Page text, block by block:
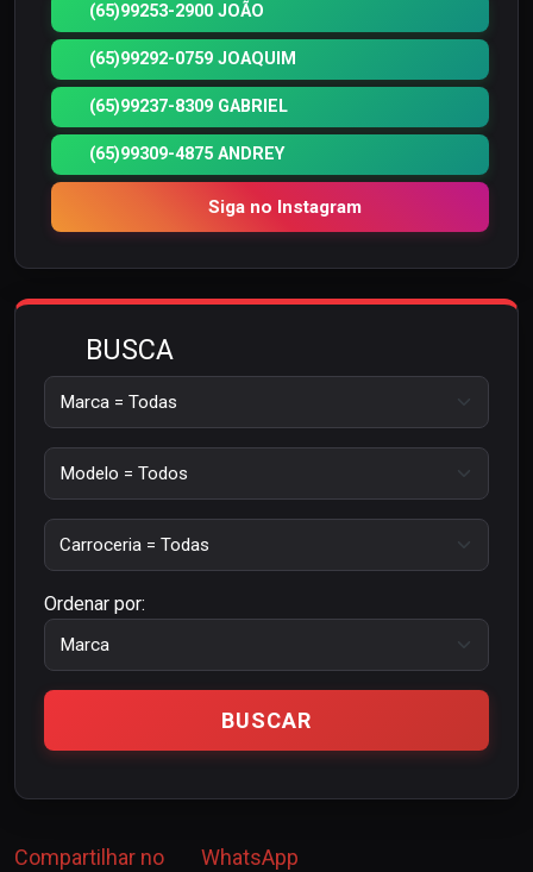
(65)99253-2900 JOÃO
(65)99292-0759 JOAQUIM
(65)99237-8309 GABRIEL
(65)99309-4875 ANDREY
Siga no Instagram
BUSCA
Ordenar por:
Compartilhar no WhatsApp